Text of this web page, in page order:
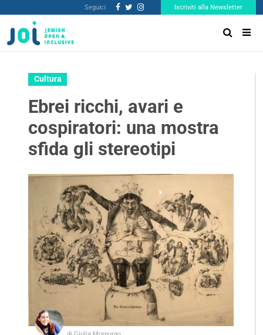
Seguici: Iscriviti alla Newsletter
Cultura
Ebrei ricchi, avari e
cospiratori: una mostra
sfida gli stereotipi